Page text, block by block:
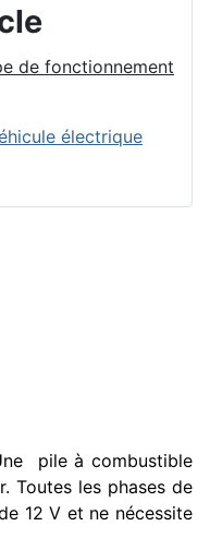
de fonctionnement
électrique
pile à combustible
Toutes les phases de
12 V et ne nécessite